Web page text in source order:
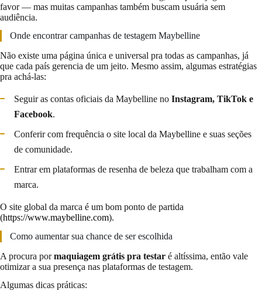
favor — mas muitas campanhas também buscam usuária sem
audiência.
Onde encontrar campanhas de testagem Maybelline
Não existe uma página única e universal pra todas as campanhas, já
que cada país gerencia de um jeito. Mesmo assim, algumas estratégias
pra achá-las:
Seguir as contas oficiais da Maybelline no Instagram, TikTok e
Facebook.
Conferir com frequência o site local da Maybelline e suas seções
de comunidade.
Entrar em plataformas de resenha de beleza que trabalham com a
marca.
O site global da marca é um bom ponto de partida
(https://www.maybelline.com).
Como aumentar sua chance de ser escolhida
A procura pormaquiagem grátis pra testar é altíssima, então vale
otimizar a sua presença nas plataformas de testagem.
Algumas dicas práticas: